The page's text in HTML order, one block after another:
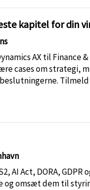
kapitel for din
AX til Finance
cases om strategi,
Tilmeld
AI Act, DORA, GDPR
og omsæt dem til